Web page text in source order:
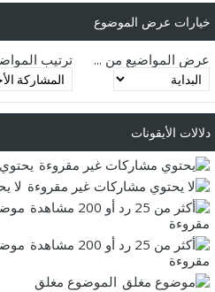
خيارات عرض الموضوع
عرض المواضيع من ... ترتيب
دلالات الأيقونات
لا
مقروءة
مقروءة
الموضوع مغلق